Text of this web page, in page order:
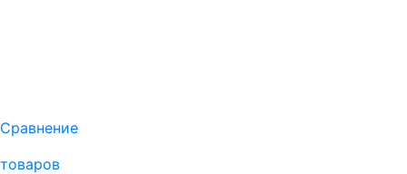
Сравнение
товаров